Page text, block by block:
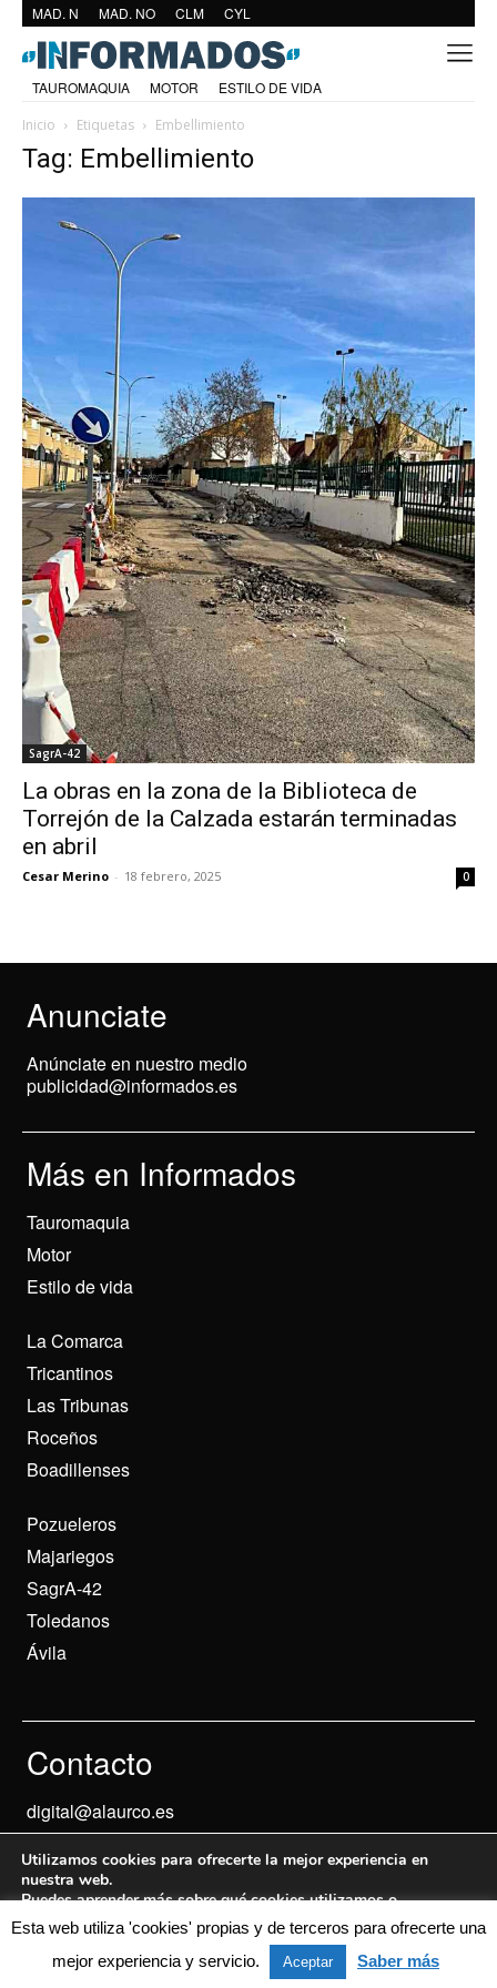
MAD. N MAD. NO CLM CYL
TAUROMAQUIA MOTOR
ESTILO DE VIDA
Inicio
Etiquetas Embellimiento
Tag: Embellimiento
SagrA-42
La obras en la zona de la Biblioteca de
Torrejón de la Calzada estarán terminadas
en abril
Cesar Merino - 18 febrero, 2025 0
Anunciate
Anúnciate en nuestro medio
publicidad@informados.es
Más en Informados
Tauromaquia
Motor
Estilo de vida
La Comarca
Tricantinos
Las Tribunas
Roceños
Boadillenses
Pozueleros
Majariegos
SagrA-42
Toledanos
Ávila
Contacto
digital@alaurco.es
© 2024 Informados Aviso Legal
Esta web utiliza 'cookies' propias y de terceros para ofrecerte una
mejor experiencia y servicio.
Aceptar Saber más
Utilizamos cookies para ofrecerte la mejor experiencia en
nuestra web.
Puedes aprender más sobre qué cookies utilizamos o
desactivarlas en losajustes.
Aceptar